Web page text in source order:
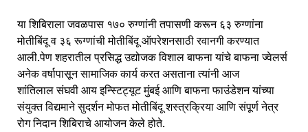
या शिबिराला जवळपास १७० रुग्णांनी तपासणी करून ६३ रुग्णांना
मोतीबिंदू व ३६ रूग्णांची मोतीबिंदू ऑपरेशनसाठी रवानगी करण्यात
आली.पेण शहरातील प्रसिद्ध उद्योजक विशाल बाफना यांचे बाफना ज्वेलर्स
अनेक वर्षापासून सामाजिक कार्य करत असताना त्यांनी आज
शांतिलाल संघवी आय इन्स्टिट्यूट मुंबई आणि बाफना फाउंडेशन यांच्या
संयुक्त विद्यमाने सुदर्शन मोफत मोतीबिंदू शस्त्रक्रिया आणि संपूर्ण नेत्र
रोग निदान शिबिराचे आयोजन केले होते.